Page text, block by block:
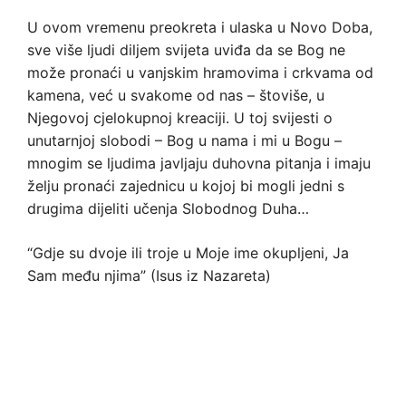
U ovom vremenu preokreta i ulaska u Novo Doba,
sve više ljudi diljem svijeta uviđa da se Bog ne
može pronaći u vanjskim hramovima i crkvama od
kamena, već u svakome od nas – štoviše, u
Njegovoj cjelokupnoj kreaciji. U toj svijesti o
unutarnjoj slobodi – Bog u nama i mi u Bogu –
mnogim se ljudima javljaju duhovna pitanja i imaju
želju pronaći zajednicu u kojoj bi mogli jedni s
drugima dijeliti učenja Slobodnog Duha…
“Gdje su dvoje ili troje u Moje ime okupljeni, Ja
Sam među njima” (Isus iz Nazareta)